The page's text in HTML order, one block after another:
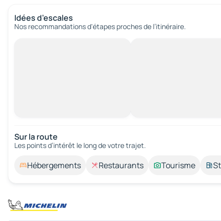
Idées d’escales
Nos recommandations d'étapes proches de l’itinéraire.
Sur la route
Les points d’intérêt le long de votre trajet.
Hébergements Restaurants Tourisme